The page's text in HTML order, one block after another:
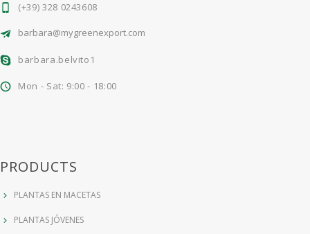
(+39) 328 0243608
barbara@mygreenexport.com
barbara.belvito1
Mon - Sat: 9:00 - 18:00
PRODUCTS
PLANTAS EN MACETAS
PLANTAS JÓVENES